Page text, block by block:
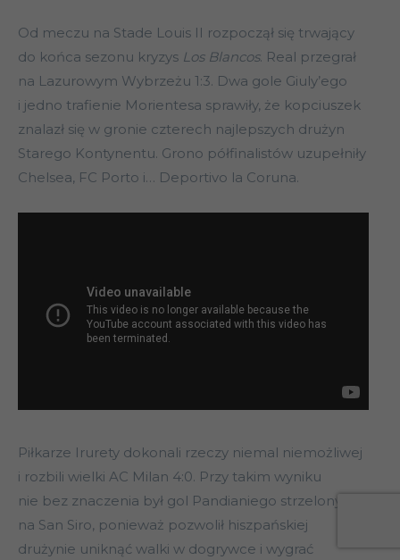
Od meczu na Stade Louis II rozpoczął się trwający
do końca sezonu kryzys Los Blancos. Real przegrał
na Lazurowym Wybrzeżu 1:3. Dwa gole Giuly’ego
i jedno trafienie Morientesa sprawiły, że kopciuszek
znalazł się w gronie czterech najlepszych drużyn
Starego Kontynentu. Grono półfinalistów uzupełniły
Chelsea, FC Porto i… Deportivo la Coruna.
Piłkarze Irurety dokonali rzeczy niemal niemożliwej
i rozbili wielki AC Milan 4:0. Przy takim wyniku
nie bez znaczenia był gol Pandianiego strzelony
na San Siro, ponieważ pozwolił hiszpańskiej
drużynie uniknąć walki w dogrywce i wygrać